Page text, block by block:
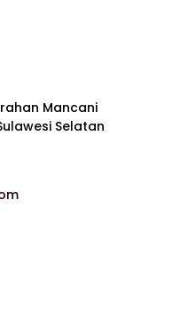
Mancani
Selatan